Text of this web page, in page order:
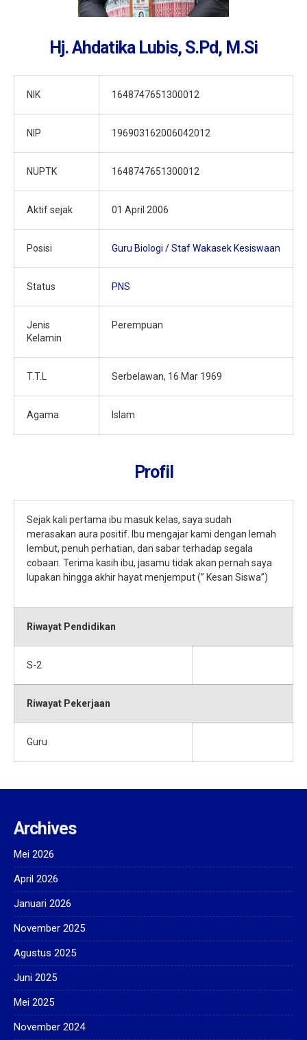
Hj. Ahdatika Lubis, S.Pd, M.Si
NIK 1648747651300012
NIP 196903162006042012
NUPTK 1648747651300012
Aktif sejak 01 April 2006
Posisi Guru Biologi / Staf Wakasek Kesiswaan
Status PNS
Jenis
Kelamin
Perempuan
T.T.L Serbelawan, 16 Mar 1969
Agama Islam
Profil
Sejak kali pertama ibu masuk kelas, saya sudah
merasakan aura positif. Ibu mengajar kami dengan lemah
lembut, penuh perhatian, dan sabar terhadap segala
cobaan. Terima kasih ibu, jasamu tidak akan pernah saya
lupakan hingga akhir hayat menjemput (” Kesan Siswa”)
Riwayat Pendidikan
S-2
Riwayat Pekerjaan
Guru
Archives
Mei 2026
April 2026
Januari 2026
November 2025
Agustus 2025
Juni 2025
Mei 2025
November 2024